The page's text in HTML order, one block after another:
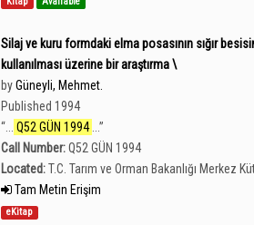
Silaj ve kuru formdaki elma posasının sığır
kullanılması üzerine bir araştırma \
byGüneyli, Mehmet.
Published 1994
“
Q52 GÜN 1994
”
Call Number:Q52 GÜN 1994
Located:T.C. Tarım ve Orman Bakanlığı Merkez
Tam Metin Erişim
eKitap